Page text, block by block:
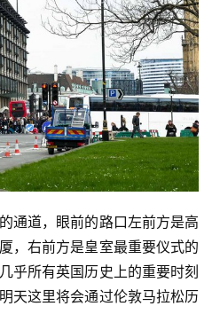
通道，眼前的路口左前方是高
，右前方是皇室最重要仪式的
乎所有英国历史上的重要时刻
天这里将会通过伦敦马拉松历